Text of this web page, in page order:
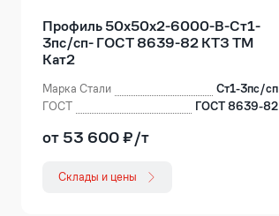
Профиль 50х50х2-6000-В-Ст1-
3пс/сп- ГОСТ 8639-82 КТЗ ТМ
Кат2
Марка Стали
Ст1-3пс/сп
ГОСТ
ГОСТ 8639-82
от 53 600 ₽/т
Склады и цены